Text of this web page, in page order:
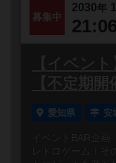
募集中
2030年
【イベン
【不定期開
愛知県 安
イベントBAR企
レトロゲーム！そ